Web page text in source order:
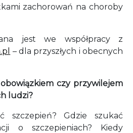
zachorowań na choroby
jest we współpracy z
– dla przyszłych i obecnych
czy przywilejem
ludzi?
szczepień? Gdzie szukać
o szczepieniach? Kiedy